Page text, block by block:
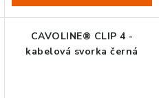
CAVOLINE® CLIP 4 -
kabelová svorka černá